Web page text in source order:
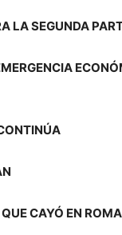
LA SEGUNDA
CAYÓ EN ROMA